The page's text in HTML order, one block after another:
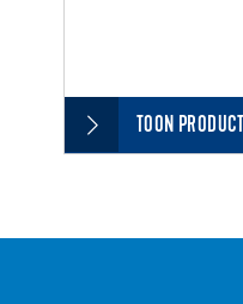
TOON PRODUCT